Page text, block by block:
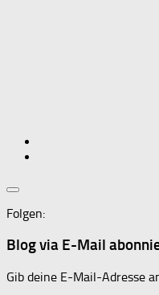
Folgen:
Blog via E-Mail
Gib deine E-Mail-Adresse